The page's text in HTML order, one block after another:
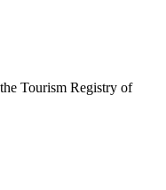
Tourism Registry of